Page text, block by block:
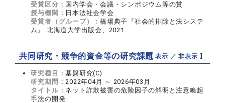
受賞区分： 国内学会・会議・シンポジウム等の賞
授与機関： 日本法社会学会
受賞者（グループ）：橋場典子『社会的排除と法システ
ム』 北海道大学出版会、2021
共同研究・競争的資金等の研究課題【 表示 ／非表示 】
研究種目：基盤研究(C)
研究期間：2022年04月 ～ 2026年03月
タイトル： ネット詐欺被害の危険因子の解明と注意喚起
手法の開発